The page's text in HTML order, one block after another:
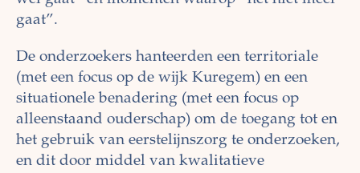
gaat”.
De onderzoekers hanteerden een territoriale
(met een focus op de wijk Kuregem) en een
situationele benadering (met een focus op
alleenstaand ouderschap) om de toegang tot en
het gebruik van eerstelijnszorg te onderzoeken,
en dit door middel van kwalitatieve